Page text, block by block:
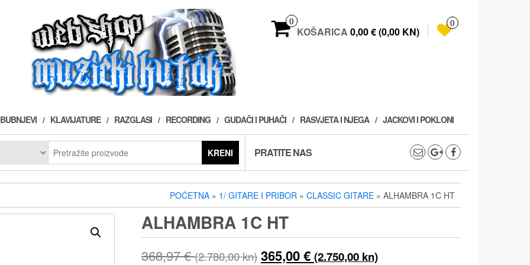
0
KOŠARICA 0,00 € (0,00 KN)
0
BUBNJEVI KLAVIJATURE RAZGLASI RECORDING GUDAČI I PUHAČI RASVJETA I NJEGA JACKOVI I POKLONI
KRENI PRATITE NAS
POČETNA » 1/ GITARE I PRIBOR » CLASSIC GITARE » ALHAMBRA 1C HT
ALHAMBRA 1C HT
368,97€ (2.780,00 kn) Izvorna
365,00€ (2.750,00 kn)Trenutna